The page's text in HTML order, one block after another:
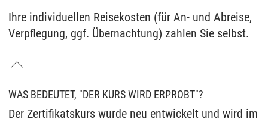
Ihre individuellen Reisekosten (für An- und Abreise,
Verpflegung, ggf. Übernachtung) zahlen Sie selbst.
WAS BEDEUTET, "DER KURS WIRD ERPROBT"?
Der Zertifikatskurs wurde neu entwickelt und wird im